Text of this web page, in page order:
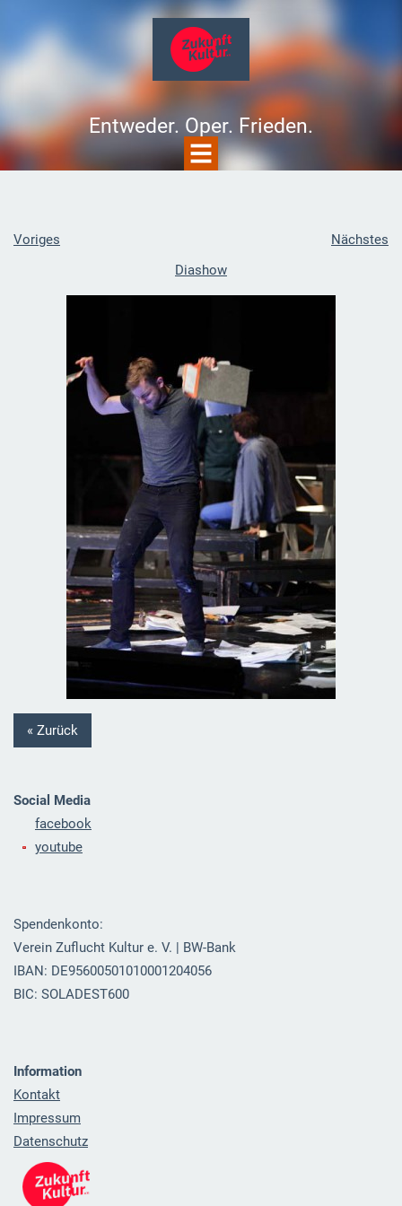
Entweder. Oper. Frieden.
Voriges
Nächstes
Diashow
« Zurück
Social Media
facebook
youtube
Spendenkonto:
Verein Zuflucht Kultur e. V. | BW-Bank
IBAN: DE95600501010001204056
BIC: SOLADEST600
Information
Kontakt
Impressum
Datenschutz